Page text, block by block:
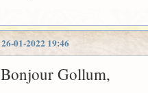
26-01-2022 19:46
Bonjour Gollum,